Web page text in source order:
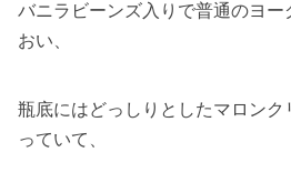
バニラビーンズ入りで普通のヨー
おい、
瓶底にはどっしりとしたマロン
っていて、